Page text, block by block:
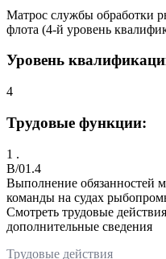
Матрос службы обработки
флота (4-й уровень
Уровень
4
Трудовые функции:
1 .
B/01.4
Выполнение обязанностей
команды на судах
Смотреть трудовые
дополнительные сведения
Трудовые действия